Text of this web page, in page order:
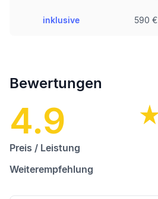
inklusive 590 €
Bewertungen
4.9
Preis / Leistung
Weiterempfehlung